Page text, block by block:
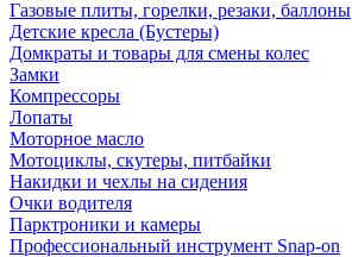
Газовые плиты, горелки, резаки, баллоны
Детские кресла (Бустеры)
Домкраты и товары для смены колес
Замки
Компрессоры
Лопаты
Моторное масло
Мотоциклы, скутеры, питбайки
Накидки и чехлы на сидения
Очки водителя
Парктроники и камеры
Профессиональный инструмент Snap-on